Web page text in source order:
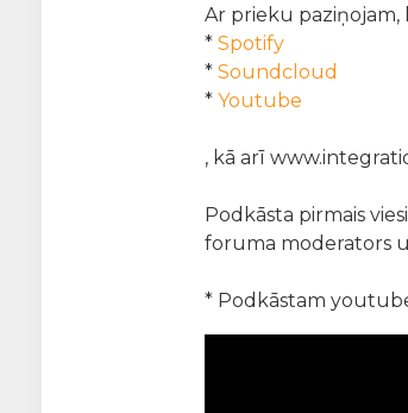
Ar prieku paziņojam,
* Spotify
* Soundcloud
* Youtube
, kā arī
Podkāsta pirmais
foruma moderators
* Podkāstam